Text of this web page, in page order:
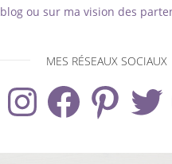
blog ou sur ma vision des
MES RÉSEAUX SOCIAUX
InstagramFacebook PinterestTwitter